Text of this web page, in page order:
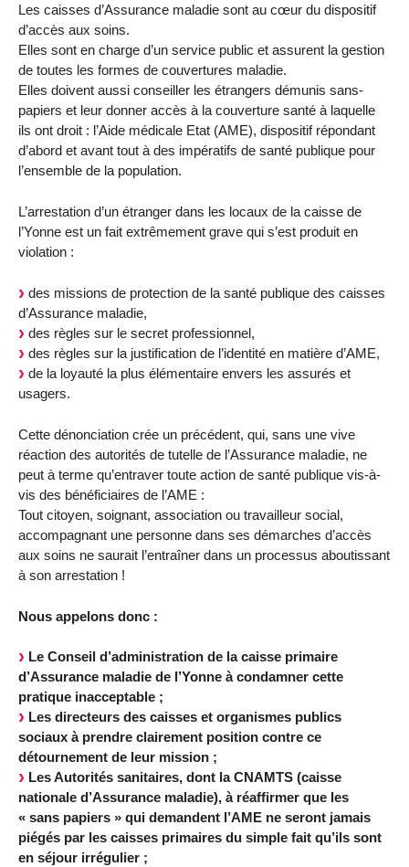
Les caisses d’Assurance maladie sont au cœur du dispositif
d’accès aux soins.
Elles sont en charge d’un service public et assurent la gestion
de toutes les formes de couvertures maladie.
Elles doivent aussi conseiller les étrangers démunis sans-
papiers et leur donner accès à la couverture santé à laquelle
ils ont droit : l’Aide médicale Etat (AME), dispositif répondant
d’abord et avant tout à des impératifs de santé publique pour
l’ensemble de la population.
L’arrestation d’un étranger dans les locaux de la caisse de
l’Yonne est un fait extrêmement grave qui s’est produit en
violation :
des missions de protection de la santé publique des caisses
d’Assurance maladie,
des règles sur le secret professionnel,
des règles sur la justification de l’identité en matière d’AME,
de la loyauté la plus élémentaire envers les assurés et
usagers.
Cette dénonciation crée un précédent, qui, sans une vive
réaction des autorités de tutelle de l’Assurance maladie, ne
peut à terme qu’entraver toute action de santé publique vis-à-
vis des bénéficiaires de l’AME :
Tout citoyen, soignant, association ou travailleur social,
accompagnant une personne dans ses démarches d’accès
aux soins ne saurait l’entraîner dans un processus aboutissant
à son arrestation !
Nous appelons donc :
Le Conseil d’administration de la caisse primaire
d’Assurance maladie de l’Yonne à condamner cette
pratique inacceptable ;
Les directeurs des caisses et organismes publics
sociaux à prendre clairement position contre ce
détournement de leur mission ;
Les Autorités sanitaires, dont la CNAMTS (caisse
nationale d’Assurance maladie), à réaffirmer que les
« sans papiers » qui demandent l’AME ne seront jamais
piégés par les caisses primaires du simple fait qu’ils sont
en séjour irrégulier ;